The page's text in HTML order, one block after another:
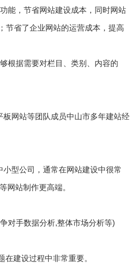
能，节省网站建设成本，同时网站
节省了企业网站的运营成本，提高
根据需要对栏目、类别、内容的
网站等团队成员中山市多年建站经
型公司，通常在网站建设中很常
网站制作更高端。
对手数据分析,整体市场分析等)
建设过程中非常重要。